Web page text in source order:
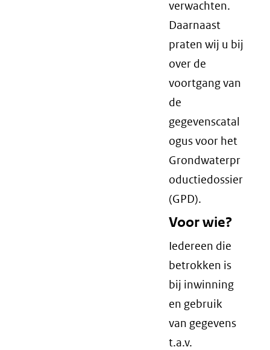
verwachten.
Daarnaast
praten wij u bij
over de
voortgang van
de
gegevenscatal
ogus voor het
Grondwaterpr
oductiedossier
(GPD).
Voor wie?
Iedereen die
betrokken is
bij inwinning
en gebruik
van gegevens
t.a.v.